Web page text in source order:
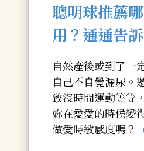
聰明球推薦
用？通通告訴
自然產後或到了一
自己不自覺漏尿。
致沒時間運動等等
妳在愛愛的時候變
做愛時敏感度嗎？